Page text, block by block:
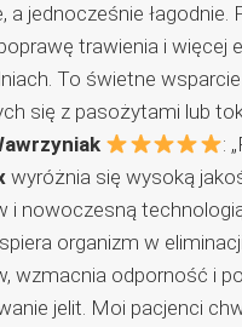
a jednocześnie łagodnie.
trawienia i więcej
To świetne
się z pasożytami lub
:
wyróżnia się wysoką
i nowoczesną
organizm w eliminacji
wzmacnia odporność i
jelit. Moi pacjenci